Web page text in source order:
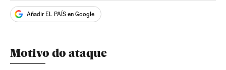
Añadir EL PAÍS en Google
Motivo do ataque